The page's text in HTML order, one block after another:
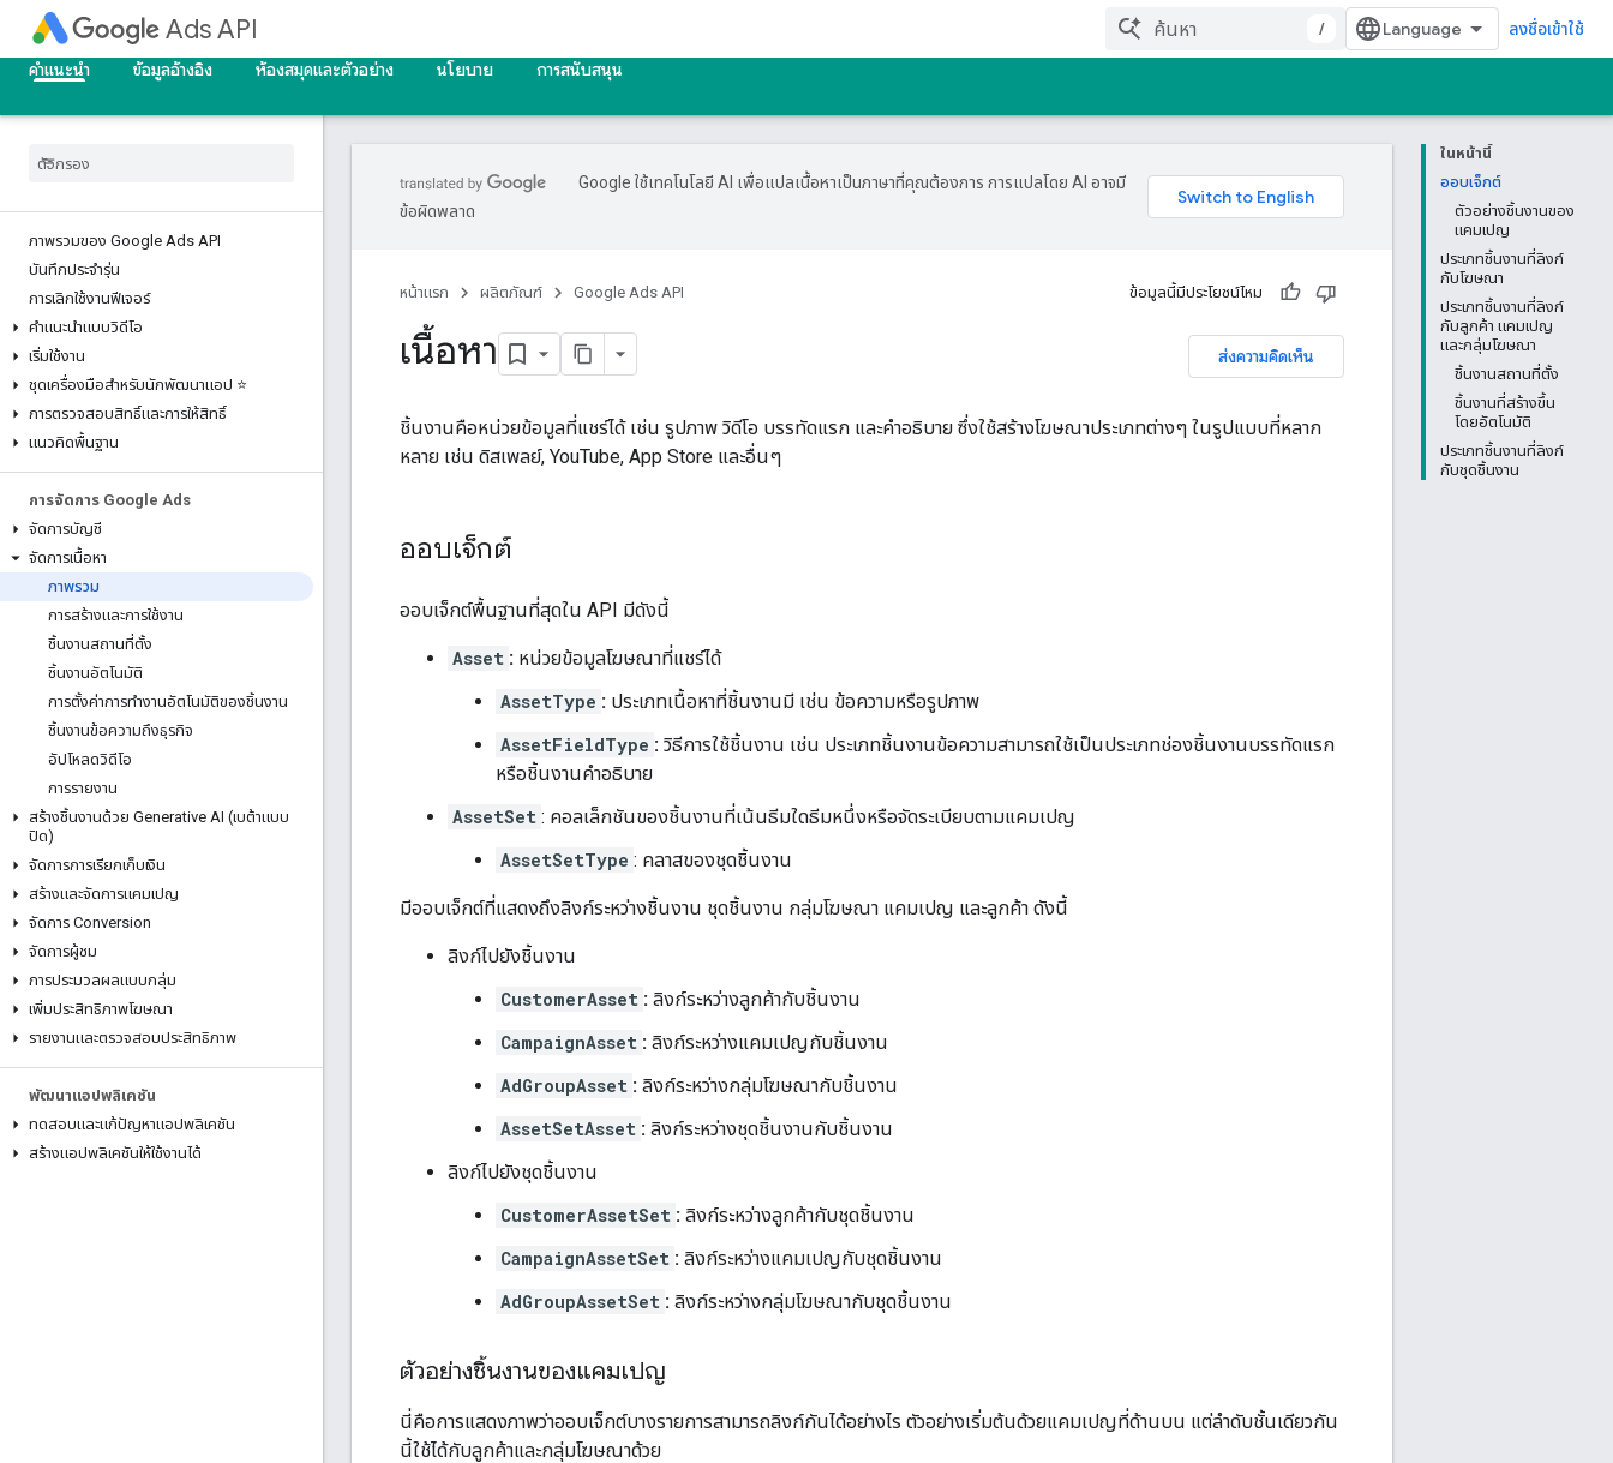
Ads API / ลงชื่อเข้าใช้
คำแนะนำ ข้อมูลอ้างอิง ห้องสมุดและตัวอย่าง นโยบาย การสนับสนุน
ภาพรวมของ Google Ads API
บันทึกประจำรุ่น
การเลิกใช้งานฟีเจอร์
คำแนะนำแบบวิดีโอ
เริ่มใช้งาน
ชุดเครื่องมือสำหรับนักพัฒนาแอป ⭐
การตรวจสอบสิทธิ์และการให้สิทธิ์
แนวคิดพื้นฐาน
การจัดการ Google Ads
จัดการบัญชี
จัดการเนื้อหา
ภาพรวม
การสร้างและการใช้งาน
ชิ้นงานสถานที่ตั้ง
ชิ้นงานอัตโนมัติ
การตั้งค่าการทำงานอัตโนมัติของชิ้นงาน
ชิ้นงานข้อความถึงธุรกิจ
อัปโหลดวิดีโอ
การรายงาน
สร้างชิ้นงานด้วย Generative AI (เบต้าแบบ
ปิด)
จัดการการเรียกเก็บเงิน
สร้างและจัดการแคมเปญ
จัดการ Conversion
จัดการผู้ชม
การประมวลผลแบบกลุ่ม
เพิ่มประสิทธิภาพโฆษณา
รายงานและตรวจสอบประสิทธิภาพ
พัฒนาแอปพลิเคชัน
ทดสอบและแก้ปัญหาแอปพลิเคชัน
สร้างแอปพลิเคชันให้ใช้งานได้
ในหน้านี้
ออบเจ็กต์
ตัวอย่างชิ้นงานของ
แคมเปญ
ประเภทชิ้นงานที่ลิงก์
กับโฆษณา
ประเภทชิ้นงานที่ลิงก์
กับลูกค้า แคมเปญ
และกลุ่มโฆษณา
ชิ้นงานสถานที่ตั้ง
ชิ้นงานที่สร้างขึ้น
โดยอัตโนมัติ
ประเภทชิ้นงานที่ลิงก์
กับชุดชิ้นงาน
Google ใช้เทคโนโลยี AI เพื่อแปลเนื้อหาเป็นภาษาที่คุณต้องการ การแปลโดย AI อาจมี
ข้อผิดพลาด
หน้าแรก ผลิตภัณฑ์ Google Ads API ข้อมูลนี้มีประโยชน์ไหม
ส่งความคิดเห็น
เนื้อหา
ชิ้นงานคือหน่วยข้อมูลที่แชร์ได้ เช่น รูปภาพ วิดีโอ บรรทัดแรก และคำอธิบาย ซึ่งใช้สร้างโฆษณาประเภทต่างๆ ในรูปแบบที่หลาก
หลาย เช่น ดิสเพลย์, YouTube, App Store และอื่นๆ
ออบเจ็กต์
ออบเจ็กต์พื้นฐานที่สุดใน API มีดังนี้
Asset : หน่วยข้อมูลโฆษณาที่แชร์ได้
AssetType : ประเภทเนื้อหาที่ชิ้นงานมี เช่น ข้อความหรือรูปภาพ
AssetFieldType : วิธีการใช้ชิ้นงาน เช่น ประเภทชิ้นงานข้อความสามารถใช้เป็นประเภทช่องชิ้นงานบรรทัดแรก
หรือชิ้นงานคำอธิบาย
AssetSet : คอลเล็กชันของชิ้นงานที่เน้นธีมใดธีมหนึ่งหรือจัดระเบียบตามแคมเปญ
AssetSetType : คลาสของชุดชิ้นงาน
มีออบเจ็กต์ที่แสดงถึงลิงก์ระหว่างชิ้นงาน ชุดชิ้นงาน กลุ่มโฆษณา แคมเปญ และลูกค้า ดังนี้
ลิงก์ไปยังชิ้นงาน
CustomerAsset : ลิงก์ระหว่างลูกค้ากับชิ้นงาน
CampaignAsset : ลิงก์ระหว่างแคมเปญกับชิ้นงาน
AdGroupAsset : ลิงก์ระหว่างกลุ่มโฆษณากับชิ้นงาน
AssetSetAsset : ลิงก์ระหว่างชุดชิ้นงานกับชิ้นงาน
ลิงก์ไปยังชุดชิ้นงาน
CustomerAssetSet : ลิงก์ระหว่างลูกค้ากับชุดชิ้นงาน
CampaignAssetSet : ลิงก์ระหว่างแคมเปญกับชุดชิ้นงาน
AdGroupAssetSet : ลิงก์ระหว่างกลุ่มโฆษณากับชุดชิ้นงาน
ตัวอย่างชิ้นงานของแคมเปญ
นี่คือการแสดงภาพว่าออบเจ็กต์บางรายการสามารถลิงก์กันได้อย่างไร ตัวอย่างเริ่มต้นด้วยแคมเปญที่ด้านบน แต่ลำดับชั้นเดียวกัน
นี้ใช้ได้กับลูกค้าและกลุ่มโฆษณาด้วย